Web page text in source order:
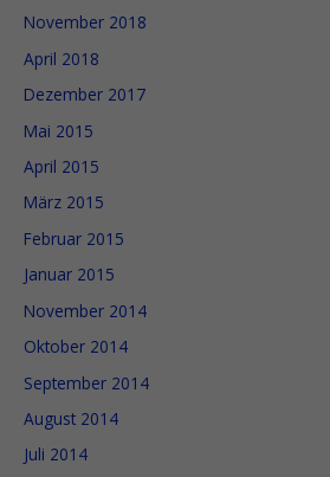
November 2018
April 2018
Dezember 2017
Mai 2015
April 2015
März 2015
Februar 2015
Januar 2015
November 2014
Oktober 2014
September 2014
August 2014
Juli 2014